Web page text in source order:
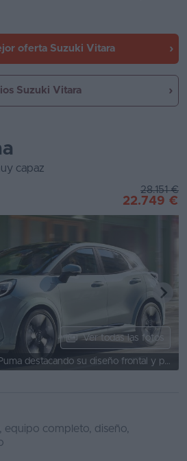
oferta Suzuki Vitara
Suzuki Vitara
capaz
28.151 €
22.749 €
Ver todas las fotos
Vista dinámica del Ford Puma destacando su diseño frontal y perfil aerodinámico.
equipo completo, diseño,